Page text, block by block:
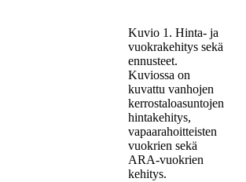
Kuvio 1. Hinta- ja
vuokrakehitys sekä
ennusteet.
Kuviossa on
kuvattu vanhojen
kerrostaloasuntojen
hintakehitys,
vapaarahoitteisten
vuokrien sekä
ARA-vuokrien
kehitys.